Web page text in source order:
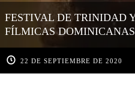
FESTIVAL DE TRINIDAD
FÍLMICAS DOMINICANAS
22 DE SEPTIEMBRE DE 2020